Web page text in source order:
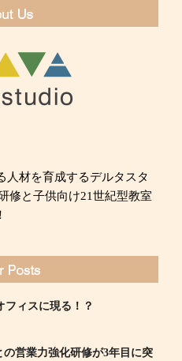
人材を育成するデルタスタ
修と子供向け21世紀型教室
フィスに現る！？
営業力強化研修が3年目に突